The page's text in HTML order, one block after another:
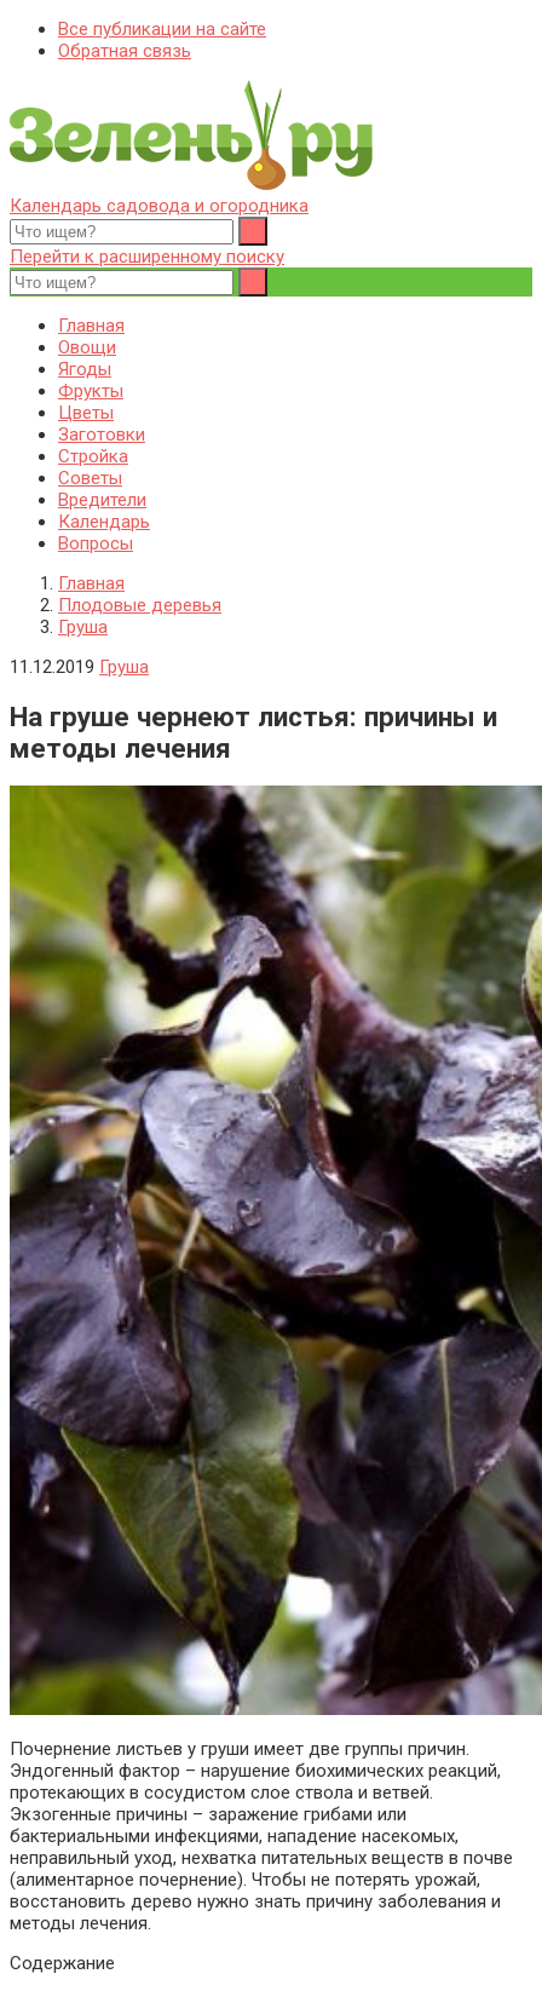
Все публикации на сайте
Обратная связь
Zelenj.ru – все про садоводство, земледелие, фермерство и
птицеводство
Особенности садоводства, земледелия, фермерства и
птицеводства. Выращивания культур, сбор и хранение урожая.
Уход за дачным участком, деревьями и кустами. Полезные
советы дачникам и садоводам
Календарь садовода и огородника
Перейти к расширенному поиску
Главная
Овощи
Ягоды
Фрукты
Цветы
Заготовки
Стройка
Советы
Вредители
Календарь
Вопросы
Главная
Плодовые деревья
Груша
11.12.2019 Груша
На груше чернеют листья: причины и
методы лечения
Почернение листьев у груши имеет две группы причин.
Эндогенный фактор – нарушение биохимических реакций,
протекающих в сосудистом слое ствола и ветвей.
Экзогенные причины – заражение грибами или
бактериальными инфекциями, нападение насекомых,
неправильный уход, нехватка питательных веществ в почве
(алиментарное почернение). Чтобы не потерять урожай,
восстановить дерево нужно знать причину заболевания и
методы лечения.
Содержание